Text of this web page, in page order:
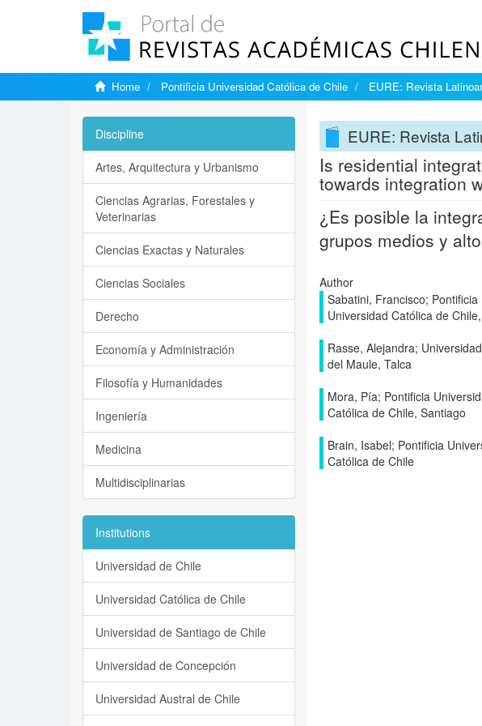
Home Pontificia Universidad Católica de Chile EURE: Revista
EURE: Revista
Is residential
towards integration
¿Es posible la
grupos medios y
Author
Sabatini, Francisco; Pontificia
Universidad Católica de
Rasse, Alejandra;
del Maule, Talca
Mora, Pía; Pontificia
Católica de Chile, Santiago
Brain, Isabel; Pontificia
Católica de Chile
Discipline
Artes, Arquitectura y Urbanismo
Ciencias Agrarias, Forestales y
Veterinarias
Ciencias Exactas y Naturales
Ciencias Sociales
Derecho
Economía y Administración
Filosofía y Humanidades
Ingeniería
Medicina
Multidisciplinarias
Institutions
Universidad de Chile
Universidad Católica de Chile
Universidad de Santiago de Chile
Universidad de Concepción
Universidad Austral de Chile